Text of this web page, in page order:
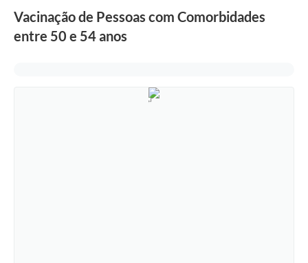
Vacinação de Pessoas com Comorbidades
entre 50 e 54 anos